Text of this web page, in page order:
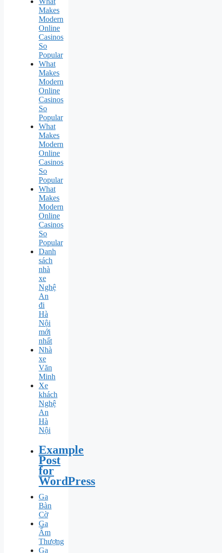
Makes
Modern
Online
Casinos
So
Popular
What
Makes
Modern
Online
Casinos
So
Popular
What
Makes
Modern
Online
Casinos
So
Popular
What
Makes
Modern
Online
Casinos
So
Popular
Danh
sách
nhà
xe
Nghệ
An
đi
Hà
Nội
mới
nhất
Nhà
xe
Văn
Minh
Xe
khách
Nghệ
An
Hà
Nội
Example
Post
for
WordPress
Ga
Bàn
Cờ
Ga
Ấm
Thượng
Ga